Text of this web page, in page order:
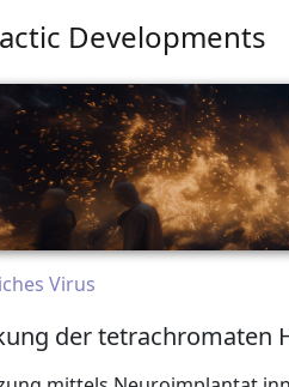
Developments
Virus
der tetrachromaten